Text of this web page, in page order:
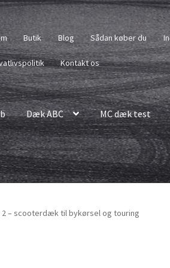
Butik Blog Sådan køber du
Kontakt os
Dæk ABC MC dæk test
2 – scooterdæk til bykørsel og touring